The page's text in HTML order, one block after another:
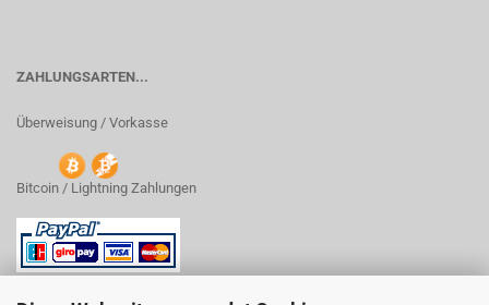
ZAHLUNGSARTEN...
Überweisung / Vorkasse
Bitcoin / Lightning Zahlungen